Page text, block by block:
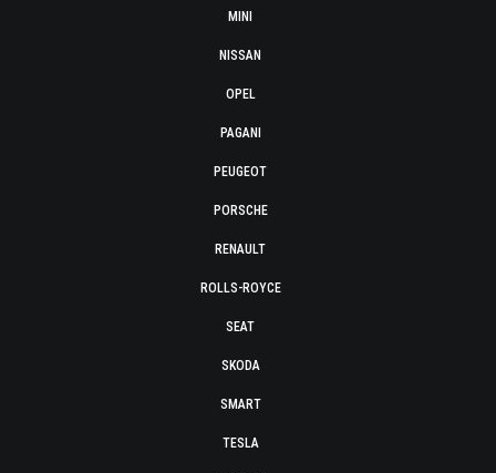
MINI
NISSAN
OPEL
PAGANI
PEUGEOT
PORSCHE
RENAULT
ROLLS-ROYCE
SEAT
SKODA
SMART
TESLA